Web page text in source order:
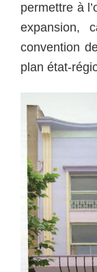
permettre à
expansion,
convention
plan état-